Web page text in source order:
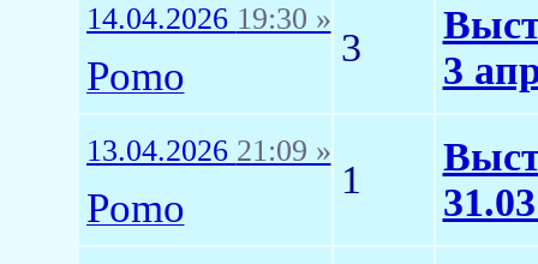
14.04.2026 19:30 »
Pomo
3
3
13.04.2026 21:09 »
Pomo
1